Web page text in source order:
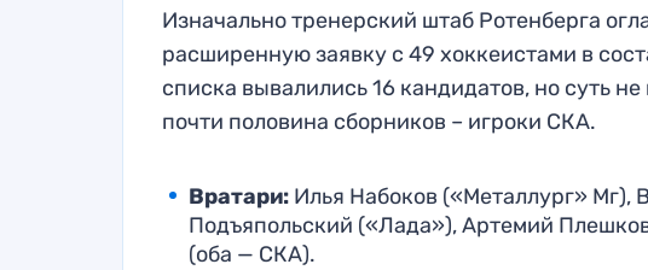
Изначально тренерский штаб Ротенберга
расширенную заявку с 49 хоккеистами в
списка вывалились 16 кандидатов, но суть
почти половина сборников – игроки СКА.
Вратари: Илья Набоков («Металлург» Мг),
Подъяпольский («Лада»), Артемий
(оба — СКА).